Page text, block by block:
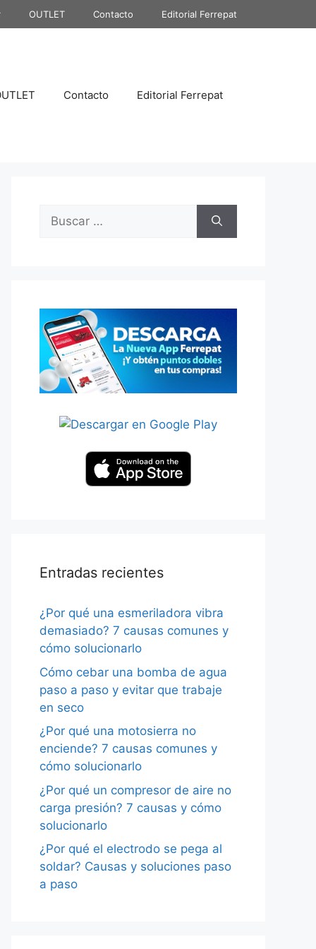
OUTLET Contacto Editorial Ferrepat
Contacto Editorial Ferrepat
Buscar:
Entradas recientes
¿Por qué una esmeriladora vibra
demasiado? 7 causas comunes y
cómo solucionarlo
Cómo cebar una bomba de agua
paso a paso y evitar que trabaje
en seco
¿Por qué una motosierra no
enciende? 7 causas comunes y
cómo solucionarlo
¿Por qué un compresor de aire no
carga presión? 7 causas y cómo
solucionarlo
¿Por qué el electrodo se pega al
soldar? Causas y soluciones paso
a paso